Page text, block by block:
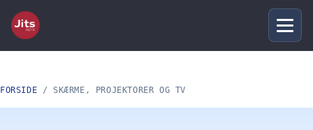
FORSIDE / SKÆRME, PROJEKTORER OG TV